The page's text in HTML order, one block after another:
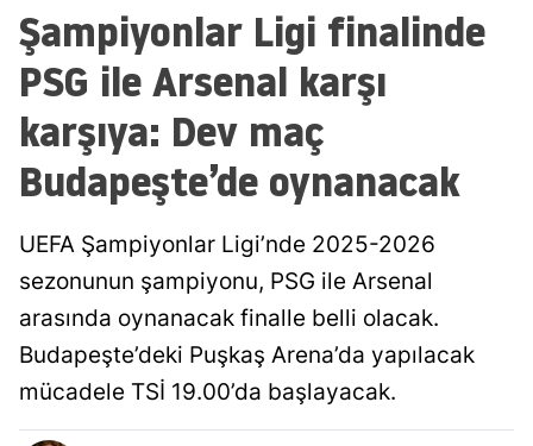
Şampiyonlar Ligi finalinde
PSG ile Arsenal karşı
karşıya: Dev maç
Budapeşte’de oynanacak
UEFA Şampiyonlar Ligi’nde 2025-2026
sezonunun şampiyonu, PSG ile Arsenal
arasında oynanacak finalle belli olacak.
Budapeşte’deki Puşkaş Arena’da yapılacak
mücadele TSİ 19.00’da başlayacak.